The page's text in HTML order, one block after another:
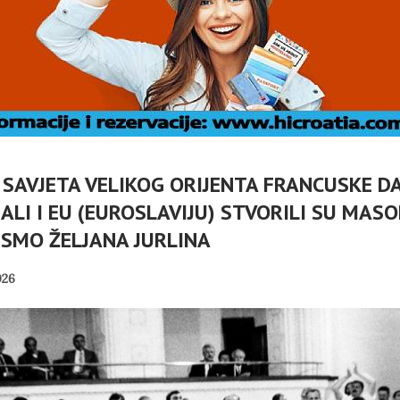
VELIKOG ORIJENTA FRANCUSKE
I EU (EUROSLAVIJU) STVORILI SU
ŽELJANA JURLINA
04/08/2026
DUBINA: ZAŠTO
SUBOTIČKU KASTU
KRASI MANJAK
DEMOKRATSKIH
NIKOLE…
PANOPTICUM 01/08/2026
HRVATSKA POVIJEST